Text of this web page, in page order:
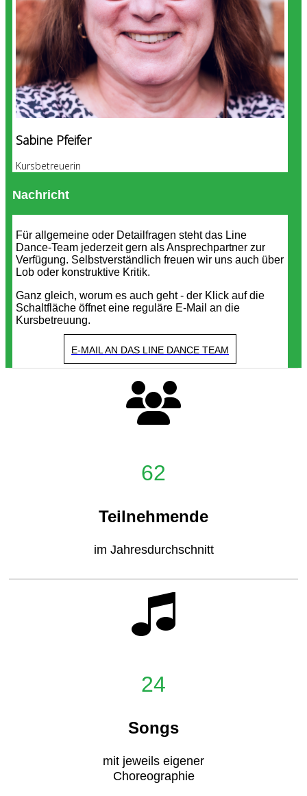
Sabine Pfeifer
Kursbetreuerin
Nachricht
Für allgemeine oder Detailfragen steht das Line
Dance-Team jederzeit gern als Ansprechpartner zur
Verfügung. Selbstverständlich freuen wir uns auch über
Lob oder konstruktive Kritik.
Ganz gleich, worum es auch geht - der Klick auf die
Schaltfläche öffnet eine reguläre E-Mail an die
Kursbetreuung.
E-MAIL AN DAS LINE DANCE TEAM
62
Teilnehmende
im Jahresdurchschnitt
24
Songs
mit jeweils eigener
Choreographie